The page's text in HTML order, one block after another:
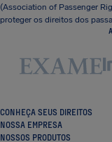
(Association of Passenger
proteger os direitos dos
CONHEÇA SEUS DIREITOS
NOSSA EMPRESA
NOSSOS PRODUTOS